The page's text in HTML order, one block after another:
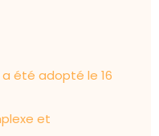
été adopté le 16
et